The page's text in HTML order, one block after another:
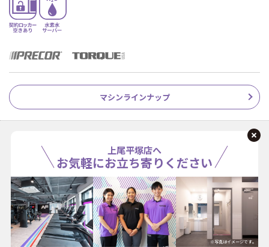
マシンラインナップ
上尾平塚店へ
お気軽にお立ち寄りください
※写真はイメージです。